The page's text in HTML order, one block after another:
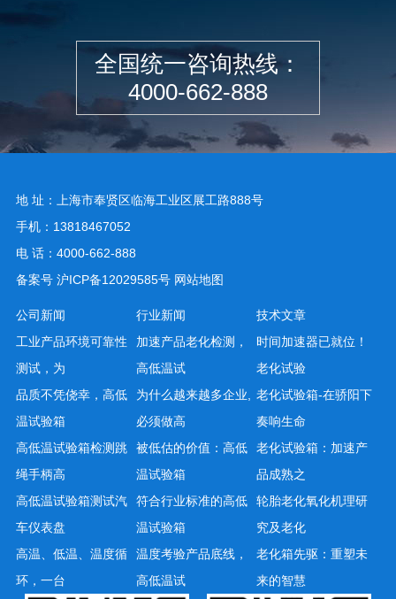
全国统一咨询热线：
4000-662-888
地 址：上海市奉贤区临海工业区展工路888号
手机：13818467052
电 话：4000-662-888
备案号 沪ICP备12029585号 网站地图
公司新闻
工业产品环境可靠性
测试，为
品质不凭侥幸，高低
温试验箱
高低温试验箱检测跳
绳手柄高
高低温试验箱测试汽
车仪表盘
高温、低温、温度循
环，一台
行业新闻
加速产品老化检测，
高低温试
为什么越来越多企业,
必须做高
被低估的价值：高低
温试验箱
符合行业标准的高低
温试验箱
温度考验产品底线，
高低温试
技术文章
时间加速器已就位！
老化试验
老化试验箱-在骄阳下
奏响生命
老化试验箱：加速产
品成熟之
轮胎老化氧化机理研
究及老化
老化箱先驱：重塑未
来的智慧